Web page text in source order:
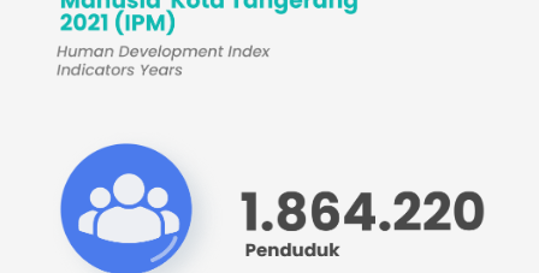
Kecamatan Larangan
Kecamatan Karang Tengah
Kecamatan Jatiuwung
Kecamatan Periuk
Kecamatan Pinang